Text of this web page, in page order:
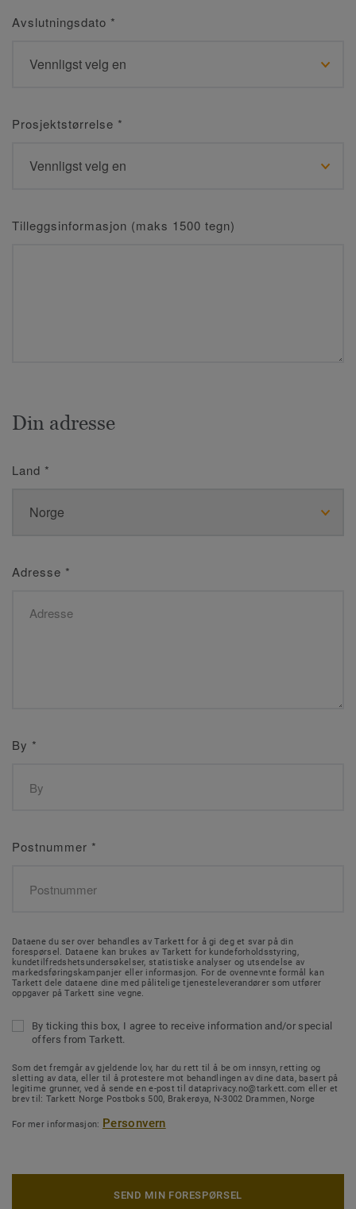
Avslutningsdato *
Prosjektstørrelse *
Tilleggsinformasjon (maks 1500 tegn)
Din adresse
Land *
Adresse *
By *
Postnummer *
Dataene du ser over behandles av Tarkett for å gi deg et svar på din
forespørsel. Dataene kan brukes av Tarkett for kundeforholdsstyring,
kundetilfredshetsundersøkelser, statistiske analyser og utsendelse av
markedsføringskampanjer eller informasjon. For de ovennevnte formål kan
Tarkett dele dataene dine med pålitelige tjenesteleverandører som utfører
oppgaver på Tarkett sine vegne.
By ticking this box, I agree to receive information and/or special
offers from Tarkett.
Som det fremgår av gjeldende lov, har du rett til å be om innsyn, retting og
sletting av data, eller til å protestere mot behandlingen av dine data, basert på
legitime grunner, ved å sende en e-post til dataprivacy.no@tarkett.com eller et
brev til: Tarkett Norge Postboks 500, Brakerøya, N-3002 Drammen, Norge
For mer informasjon: Personvern
SEND MIN FORESPØRSEL